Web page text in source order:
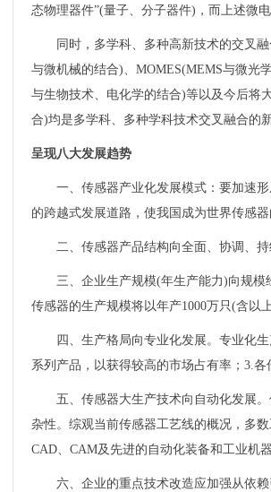
态物理器件”(量子、分子器件)，而上述微
同时，多学科、多种高新技术的交叉
与微机械的结合)、MOMES(MEMS与微光
与生物技术、电化学的结合)等以及今后将
合)均是多学科、多种学科技术交叉融合的
呈现八大发展趋势
一、传感器产业化发展模式：要加速
的跨越式发展道路，使我国成为世界传感器
二、传感器产品结构向全面、协调、
三、企业生产规模(年生产能力)向规
传感器的生产规模将以年产1000万只(含以
四、生产格局向专业化发展。专业化
系列产品，以获得较高的市场占有率；3.各
五、传感器大生产技术向自动化发展
杂性。综观当前传感器工艺线的概况，多
CAD、CAM及先进的自动化装备和工业机
六、企业的重点技术改造应加强从依